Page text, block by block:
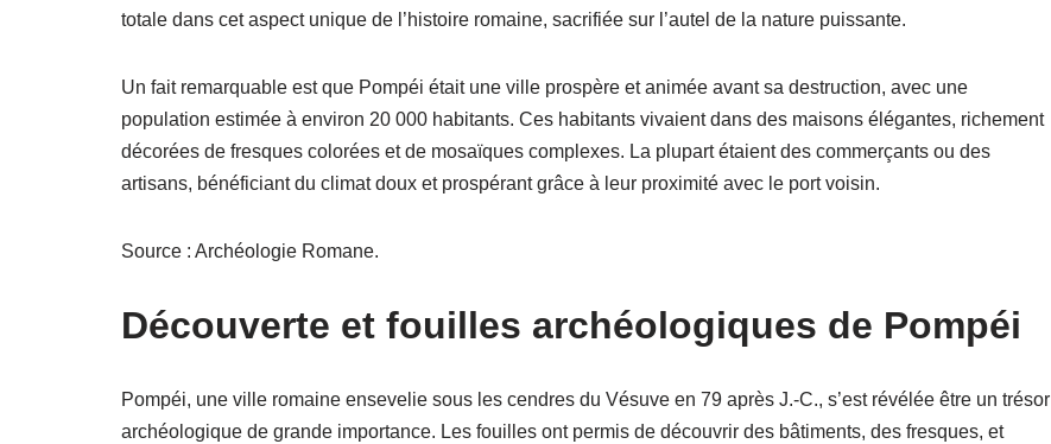
totale dans cet aspect unique de l’histoire romaine, sacrifiée sur l’autel de la nature puissante.
Un fait remarquable est que Pompéi était une ville prospère et animée avant sa destruction, avec une
population estimée à environ 20 000 habitants. Ces habitants vivaient dans des maisons élégantes, richement
décorées de fresques colorées et de mosaïques complexes. La plupart étaient des commerçants ou des
artisans, bénéficiant du climat doux et prospérant grâce à leur proximité avec le port voisin.
Source : Archéologie Romane.
Découverte et fouilles archéologiques de Pompéi
Pompéi, une ville romaine ensevelie sous les cendres du Vésuve en 79 après J.-C., s’est révélée être un trésor
archéologique de grande importance. Les fouilles ont permis de découvrir des bâtiments, des fresques, et